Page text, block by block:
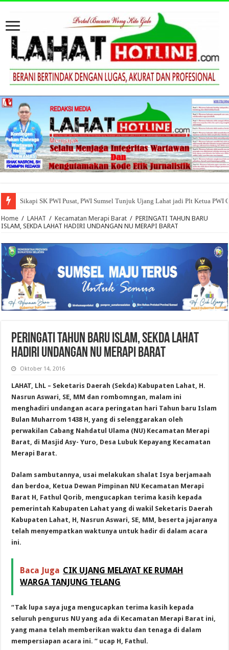
Sikapi SK PWI Pusat, PWI Sumsel Tunjuk Ujang Lahat jadi Plt Ketua PWI
Home / LAHAT / Kecamatan Merapi Barat / PERINGATI TAHUN BARU
ISLAM, SEKDA LAHAT HADIRI UNDANGAN NU MERAPI BARAT
PERINGATI TAHUN BARU ISLAM, SEKDA LAHAT
HADIRI UNDANGAN NU MERAPI BARAT
Oktober 14, 2016
LAHAT, LhL – Seketaris Daerah (Sekda) Kabupaten Lahat, H.
Nasrun Aswari, SE, MM dan rombomngan, malam ini
menghadiri undangan acara peringatan hari Tahun baru Islam
Bulan Muharrom 1438 H, yang di selenggarakan oleh
perwakilan Cabang Nahdatul Ulama (NU) Kecamatan Merapi
Barat, di Masjid Asy- Yuro, Desa Lubuk Kepayang Kecamatan
Merapi Barat.
Dalam sambutannya, usai melakukan shalat Isya berjamaah
dan berdoa, Ketua Dewan Pimpinan NU Kecamatan Merapi
Barat H, Fathul Qorib, mengucapkan terima kasih kepada
pemerintah Kabupaten Lahat yang di wakil Seketaris Daerah
Kabupaten Lahat, H, Nasrun Aswari, SE, MM, beserta jajaranya
telah menyempatkan waktunya untuk hadir di dalam acara
ini.
Baca Juga CIK UJANG MELAYAT KE RUMAH
WARGA TANJUNG TELANG
“Tak lupa saya juga mengucapkan terima kasih kepada
seluruh pengurus NU yang ada di Kecamatan Merapi Barat ini,
yang mana telah memberikan waktu dan tenaga di dalam
mempersiapan acara ini. ” ucap H, Fathul.